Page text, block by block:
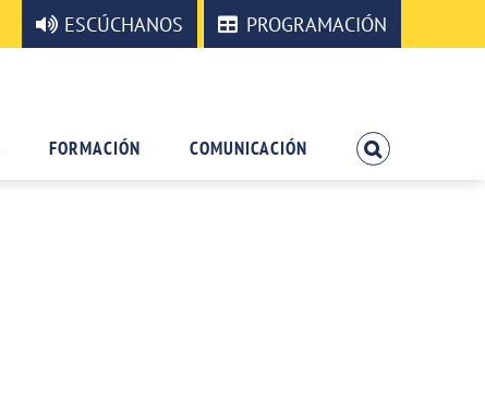
ESCÚCHANOS PROGRAMACIÓN
FORMACIÓN COMUNICACIÓN